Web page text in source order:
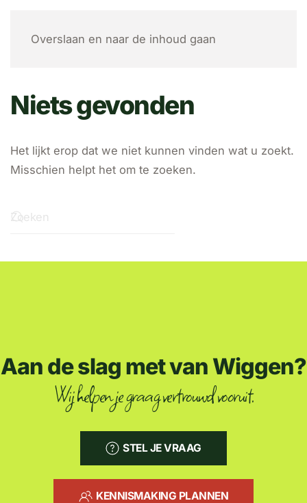
Overslaan en naar de inhoud gaan
Niets gevonden
Het lijkt erop dat we niet kunnen vinden wat u zoekt.
Misschien helpt het om te zoeken.
Aan de slag met van Wiggen?
Wij helpen je graag vertrouwd vooruit.
STEL JE VRAAG
KENNISMAKING PLANNEN